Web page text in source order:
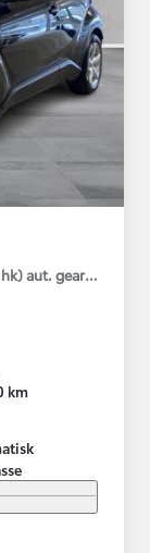
aut. gear C-LUB -
km